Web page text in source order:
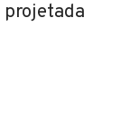
projetada